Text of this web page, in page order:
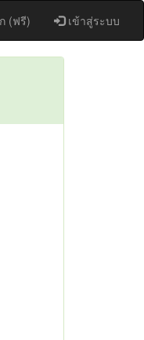
(ฟรี) เข้าสู่ระบบ